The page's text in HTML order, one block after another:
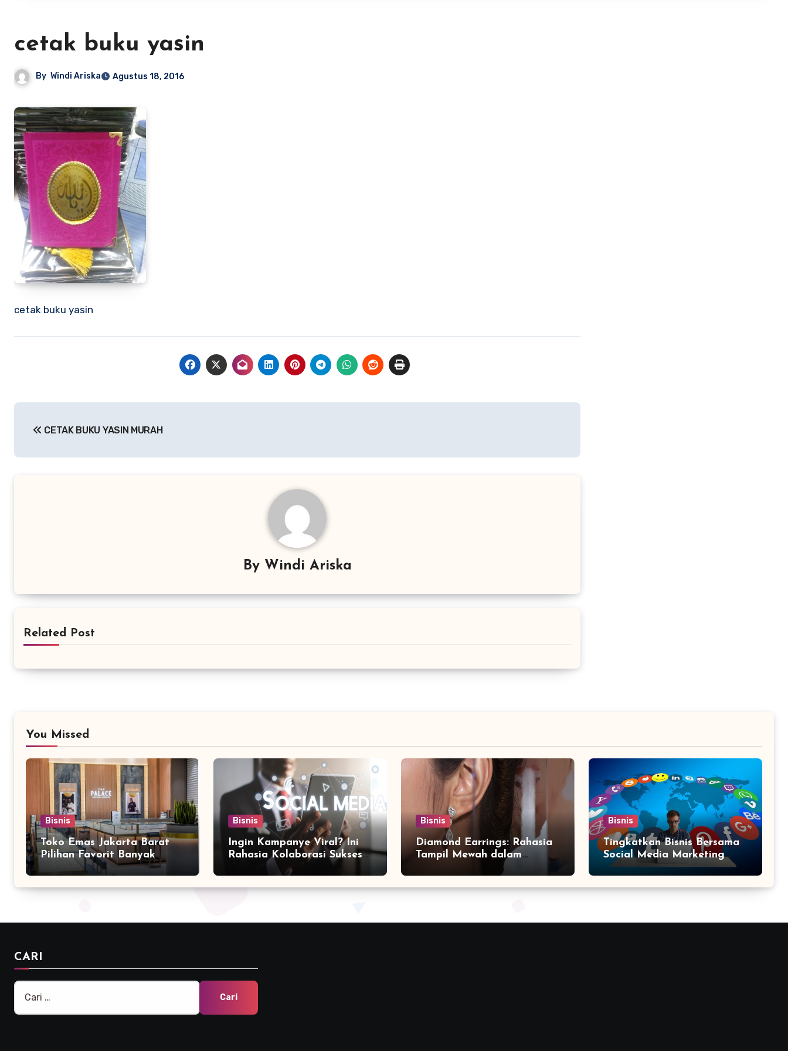
cetak buku yasin
By Windi Ariska Agustus 18, 2016
cetak buku yasin
pos CETAK BUKU YASIN MURAH
By Windi Ariska
Related Post
You Missed
Bisnis
Toko Emas Jakarta Barat
Pilihan Favorit Banyak
Bisnis
Ingin Kampanye Viral? Ini
Rahasia Kolaborasi Sukses
Bersama Social Media
Marketing Agency
Bisnis
Diamond Earrings: Rahasia
Tampil Mewah dalam
Sekejap yang Jarang
Diketahui
Bisnis
Tingkatkan Bisnis Bersama
Social Media Marketing
Agency
CARI
Cari
untuk: